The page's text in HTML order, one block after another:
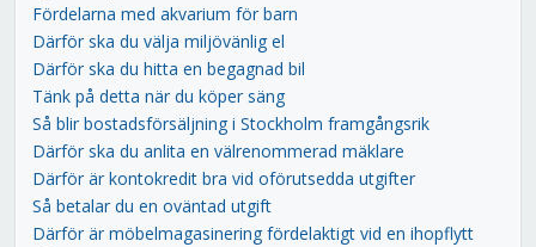
Fördelarna med akvarium för barn
Därför ska du välja miljövänlig el
Därför ska du hitta en begagnad bil
Tänk på detta när du köper säng
Så blir bostadsförsäljning i Stockholm framgångsrik
Därför ska du anlita en välrenommerad mäklare
Därför är kontokredit bra vid oförutsedda utgifter
Så betalar du en oväntad utgift
Därför är möbelmagasinering fördelaktigt vid en ihopflytt